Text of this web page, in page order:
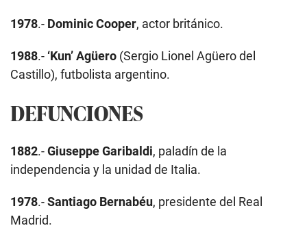
1978.- Dominic Cooper, actor británico.
1988.- ‘Kun’ Agüero (Sergio Lionel Agüero del
Castillo), futbolista argentino.
DEFUNCIONES
1882.-Giuseppe Garibaldi, paladín de la
independencia y la unidad de Italia.
1978.-Santiago Bernabéu, presidente del Real
Madrid.